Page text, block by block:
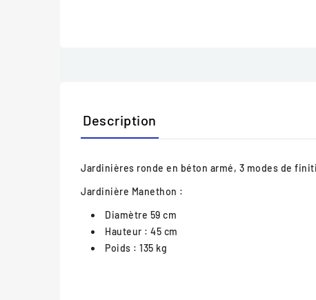
Description
Jardinières ronde en béton armé, 3 modes de
Jardinière Manethon :
Diamètre 59 cm
Hauteur : 45 cm
Poids : 135 kg